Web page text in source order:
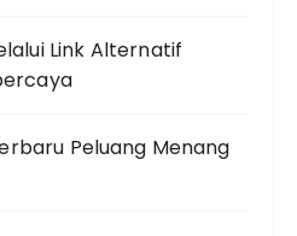
Link Alternatif
Peluang Menang